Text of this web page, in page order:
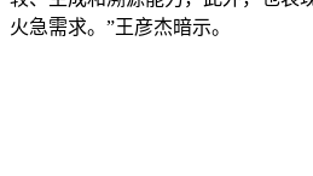
火急需求。”王彦杰暗示。